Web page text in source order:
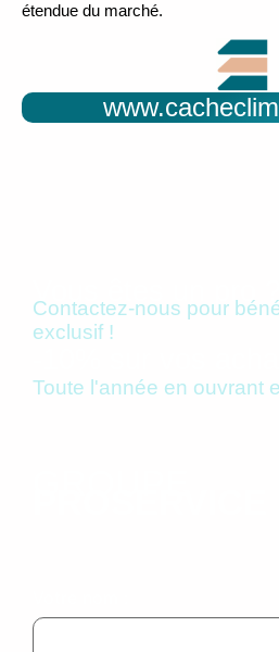
étendue du marché.
Contactez-nous pour
exclusif !
Toute l'année en ouvrant